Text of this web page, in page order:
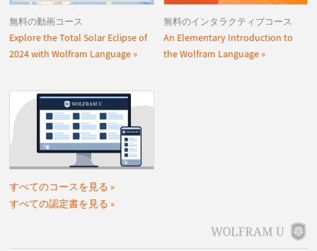
無料の動画コース
Explore the Total Solar Eclipse of
2024 with Wolfram Language
無料のインタラクティブコース
An Elementary Introduction to
the Wolfram Language
すべてのコースを見る
すべての認定書を見る